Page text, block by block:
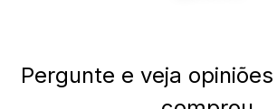
Pergunte e veja